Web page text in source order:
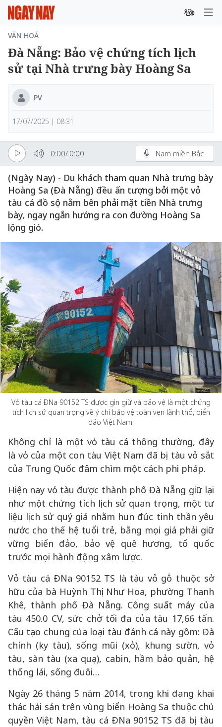
VĂN HOÁ
Đà Nẵng: Bảo vệ chứng tích lịch
sử tại Nhà trưng bày Hoàng Sa
PV
17/07/2025 | 08:31
0:00/ 0:00 Nam miền Bắc
(Ngày Nay) - Du khách tham quan Nhà trưng bày
Hoàng Sa (Đà Nẵng) đều ấn tượng bởi một vỏ
tàu cá đồ sộ nằm bên phải mặt tiền Nhà trưng
bày, ngay ngắn hướng ra con đường Hoàng Sa
lộng gió.
Vỏ tàu cá ĐNa 90152 TS được gìn giữ và bảo vệ là một chứng
tích lịch sử quan trọng về ý chí bảo vệ toàn vẹn lãnh thổ, biển
đảo Việt Nam.
Không chỉ là một vỏ tàu cá thông thường, đây
là vỏ của một con tàu Việt Nam đã bị tàu vỏ sắt
của Trung Quốc đâm chìm một cách phi pháp.
Hiện nay vỏ tàu được thành phố Đà Nẵng giữ lại
như một chứng tích lịch sử quan trọng, một tư
liệu lịch sử quý giá nhằm hun đúc tinh thần yêu
nước cho thế hệ tuổi trẻ, bằng mọi giá phải giữ
vững biển đảo, bảo vệ quê hương, tổ quốc
trước mọi hành động xâm lược.
Vỏ tàu cá ĐNa 90152 TS là tàu vỏ gỗ thuộc sở
hữu của bà Huỳnh Thị Như Hoa, phường Thanh
Khê, thành phố Đà Nẵng. Công suất máy của
tàu 450.0 CV, sức chở tối đa của tàu 17,66 tấn.
Cấu tạo chung của loại tàu đánh cá này gồm: Đà
chính (ky tàu), sống mũi (xỏ), khung sườn, vỏ
tàu, sàn tàu (xa quạ), cabin, hầm bảo quản, hệ
thống lái, sống đuôi…
Ngày 26 tháng 5 năm 2014, trong khi đang khai
thác hải sản trên vùng biển Hoàng Sa thuộc chủ
quyền Việt Nam, tàu cá ĐNa 90152 TS đã bị tàu